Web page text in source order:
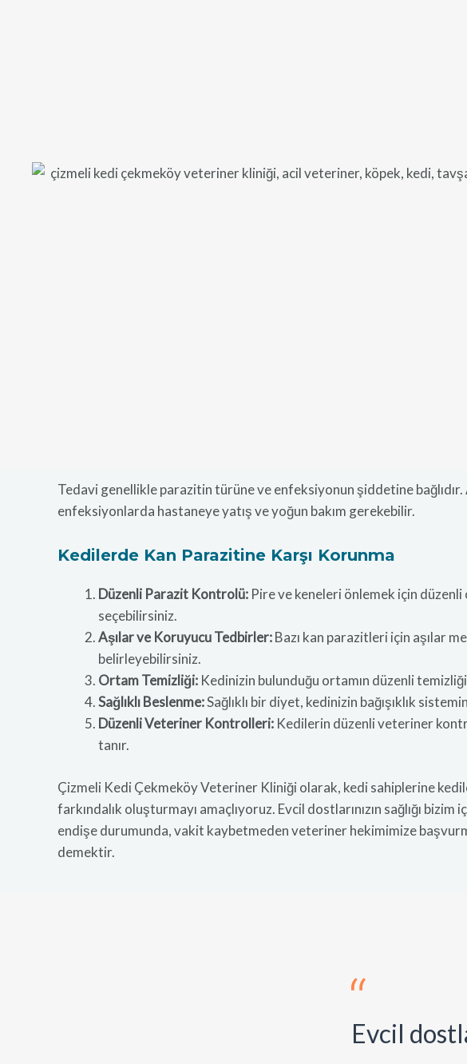
Tedavi genellikle parazitin türüne ve enfeksiyonun şiddetine
enfeksiyonlarda hastaneye yatış ve yoğun bakım gerekebilir.
Kedilerde Kan Parazitine Karşı Korunma
Düzenli Parazit Kontrolü: Pire ve keneleri önlemek için
seçebilirsiniz.
Aşılar ve Koruyucu Tedbirler:Bazı kan parazitleri için aşılar
belirleyebilirsiniz.
Ortam Temizliği: Kedinizin bulunduğu ortamın düzenli
Sağlıklı Beslenme:Sağlıklı bir diyet, kedinizin bağışıklık
Düzenli Veteriner Kontrolleri: Kedilerin düzenli veteriner
tanır.
Çizmeli Kedi Çekmeköy Veteriner Kliniği olarak, kedi sahiplerine
farkındalık oluşturmayı amaçlıyoruz. Evcil dostlarınızın sağlığı
endişe durumunda, vakit kaybetmeden veteriner hekimimize
demektir.
Evcil